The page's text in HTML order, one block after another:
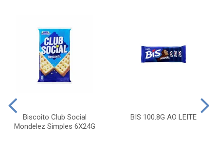
Biscoito Club Social
Mondelez Simples 6X24G
BIS 100.8G AO LEITE